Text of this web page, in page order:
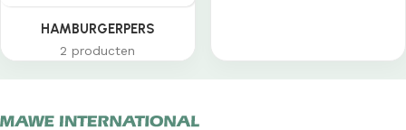
HAMBURGERPERS
2 producten